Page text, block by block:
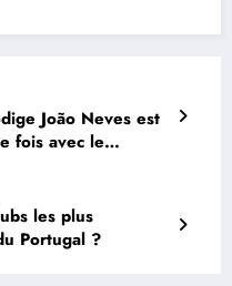
João Neves est
fois avec le
les plus
Portugal ?